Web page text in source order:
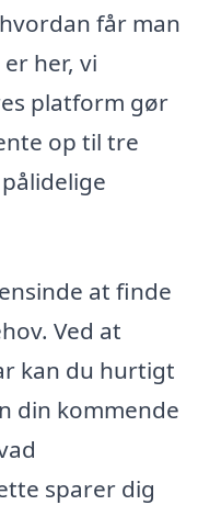
får man
her, vi
platform gør
op til tre
at finde
Ved at
kan du hurtigt
din kommende
sparer dig